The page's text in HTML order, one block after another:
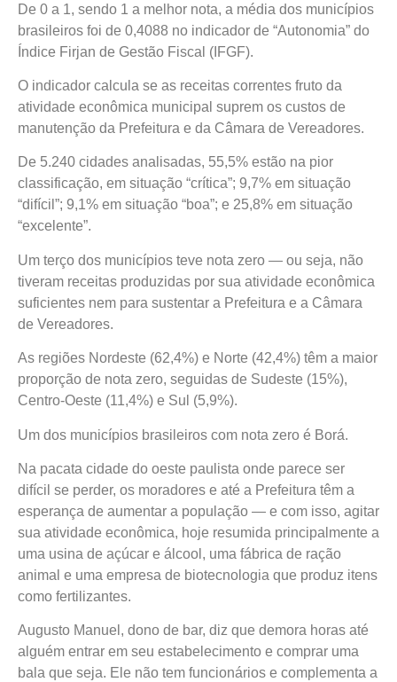
De 0 a 1, sendo 1 a melhor nota, a média dos municípios
brasileiros foi de 0,4088 no indicador de “Autonomia” do
Índice Firjan de Gestão Fiscal (IFGF).
O indicador calcula se as receitas correntes fruto da
atividade econômica municipal suprem os custos de
manutenção da Prefeitura e da Câmara de Vereadores.
De 5.240 cidades analisadas, 55,5% estão na pior
classificação, em situação “crítica”; 9,7% em situação
“difícil”; 9,1% em situação “boa”; e 25,8% em situação
“excelente”.
Um terço dos municípios teve nota zero — ou seja, não
tiveram receitas produzidas por sua atividade econômica
suficientes nem para sustentar a Prefeitura e a Câmara
de Vereadores.
As regiões Nordeste (62,4%) e Norte (42,4%) têm a maior
proporção de nota zero, seguidas de Sudeste (15%),
Centro-Oeste (11,4%) e Sul (5,9%).
Um dos municípios brasileiros com nota zero é Borá.
Na pacata cidade do oeste paulista onde parece ser
difícil se perder, os moradores e até a Prefeitura têm a
esperança de aumentar a população — e com isso, agitar
sua atividade econômica, hoje resumida principalmente a
uma usina de açúcar e álcool, uma fábrica de ração
animal e uma empresa de biotecnologia que produz itens
como fertilizantes.
Augusto Manuel, dono de bar, diz que demora horas até
alguém entrar em seu estabelecimento e comprar uma
bala que seja. Ele não tem funcionários e complementa a